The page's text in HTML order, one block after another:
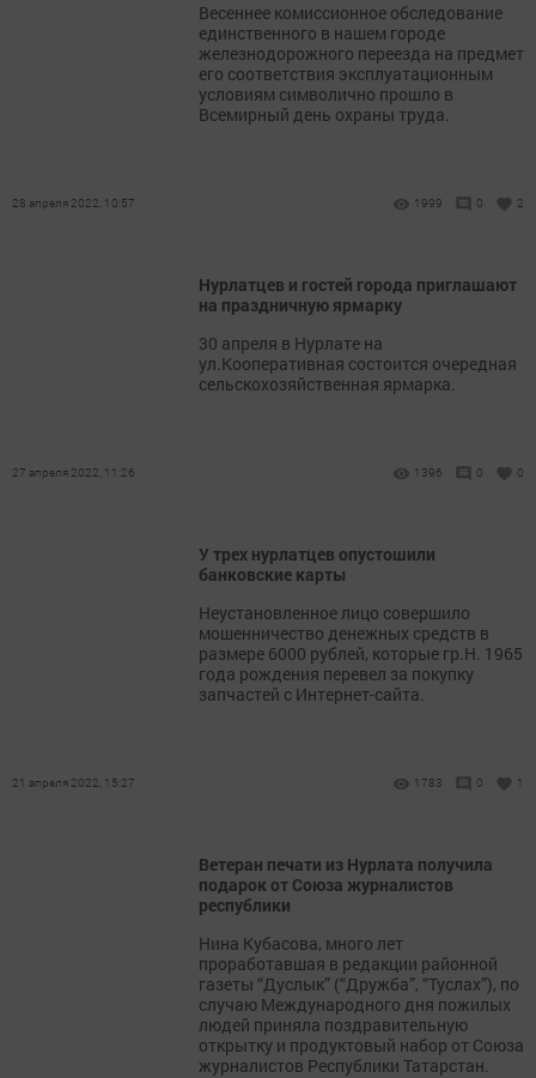
Весеннее комиссионное обследование
единственного в нашем городе
железнодорожного переезда на предмет
его соответствия эксплуатационным
условиям символично прошло в
Всемирный день охраны труда.
28 апреля 2022, 10:57 1999 0 2
Нурлатцев и гостей города приглашают
на праздничную ярмарку
30 апреля в Нурлате на
ул.Кооперативная состоится очередная
сельскохозяйственная ярмарка.
27 апреля 2022, 11:26 1396 0 0
У трех нурлатцев опустошили
банковские карты
Неустановленное лицо совершило
мошенничество денежных средств в
размере 6000 рублей, которые гр.Н. 1965
года рождения перевел за покупку
запчастей с Интернет-сайта.
21 апреля 2022, 15:27 1783 0 1
Ветеран печати из Нурлата получила
подарок от Союза журналистов
республики
Нина Кубасова, много лет
проработавшая в редакции районной
газеты “Дуслык” (“Дружба”, “Туслах”), по
случаю Международного дня пожилых
людей приняла поздравительную
открытку и продуктовый набор от Союза
журналистов Республики Татарстан.